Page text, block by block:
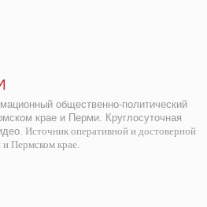
общественно-политический
крае и Перми. Круглосуточная
Источник оперативной и достоверной
Пермском крае.